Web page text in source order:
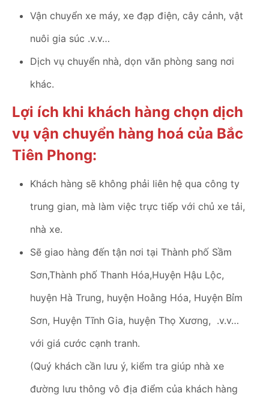
Vận chuyển xe máy, xe đạp điện, cây cảnh, vật
nuôi gia súc .v.v…
Dịch vụ chuyển nhà, dọn văn phòng sang nơi
khác.
Lợi ích khi khách hàng chọn dịch
vụ vận chuyển hàng hoá của Bắc
Tiên Phong:
Khách hàng sẽ không phải liên hệ qua công ty
trung gian, mà làm việc trực tiếp với chủ xe tải,
nhà xe.
Sẽ giao hàng đến tận nơi tại Thành phố Sầm
Sơn,Thành phố Thanh Hóa,Huyện Hậu Lộc,
huyện Hà Trung, huyện Hoằng Hóa, Huyện Bỉm
Sơn, Huyện Tĩnh Gia, huyện Thọ Xương, .v.v…
với giá cước cạnh tranh.
(Quý khách cần lưu ý, kiểm tra giúp nhà xe
đường lưu thông vô địa điểm của khách hàng